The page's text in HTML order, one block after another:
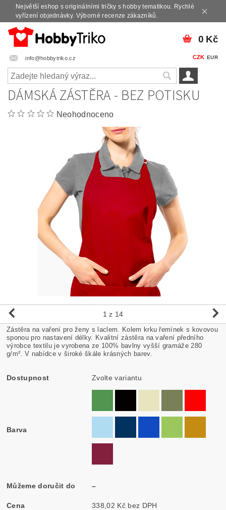
Největší eshop s originálními tričky s hobby tematikou. Rychlé
vyřízení objednávky. Výborné recenze zákazníků.
info@hobbytriko.cz CZK EUR
0 Kč
DÁMSKÁ ZÁSTĚRA - BEZ POTISKU
Neohodnoceno
1 z 14
Zástěra na vaření pro ženy s laclem. Kolem krku řemínek s kovovou
sponou pro nastavení délky. Kvalitní zástěra na vaření předního
výrobce textilu je vyrobena ze 100% bavlny vyšší gramáže 280
g/m². V nabídce v široké škále krásných barev.
Dostupnost Zvolte variantu
Barva
Můžeme doručit do –
Cena 338,02 Kč bez DPH